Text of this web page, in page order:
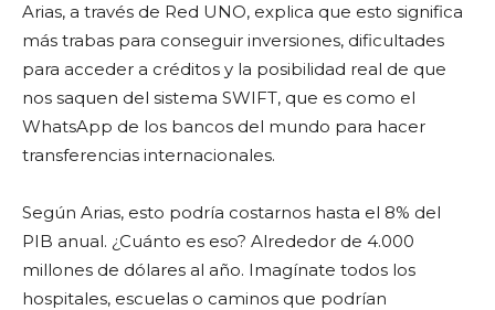
Arias, a través de Red UNO, explica que esto significa
más trabas para conseguir inversiones, dificultades
para acceder a créditos y la posibilidad real de que
nos saquen del sistema SWIFT, que es como el
WhatsApp de los bancos del mundo para hacer
transferencias internacionales.
Según Arias, esto podría costarnos hasta el 8% del
PIB anual. ¿Cuánto es eso? Alrededor de 4.000
millones de dólares al año. Imagínate todos los
hospitales, escuelas o caminos que podrían